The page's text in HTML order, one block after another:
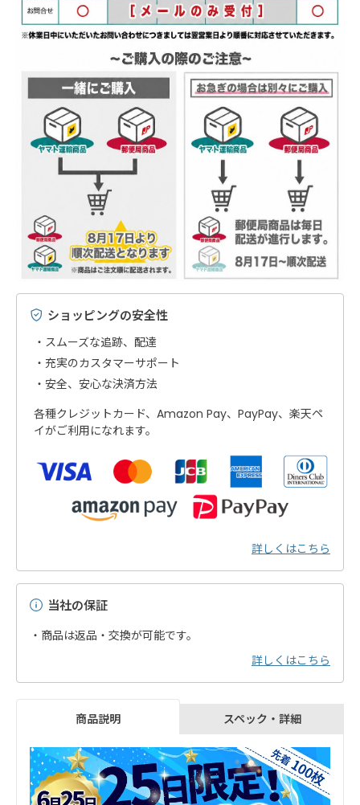
商品説明 スペック・詳細
ショッピングの安全性
スムーズな追跡、配達
充実のカスタマーサポート
安全、安心な決済方法
各種クレジットカード、Amazon Pay、PayPay、楽天ペ
イがご利用になれます。
詳しくはこちら
当社の保証
・商品は返品・交換が可能です。
詳しくはこちら